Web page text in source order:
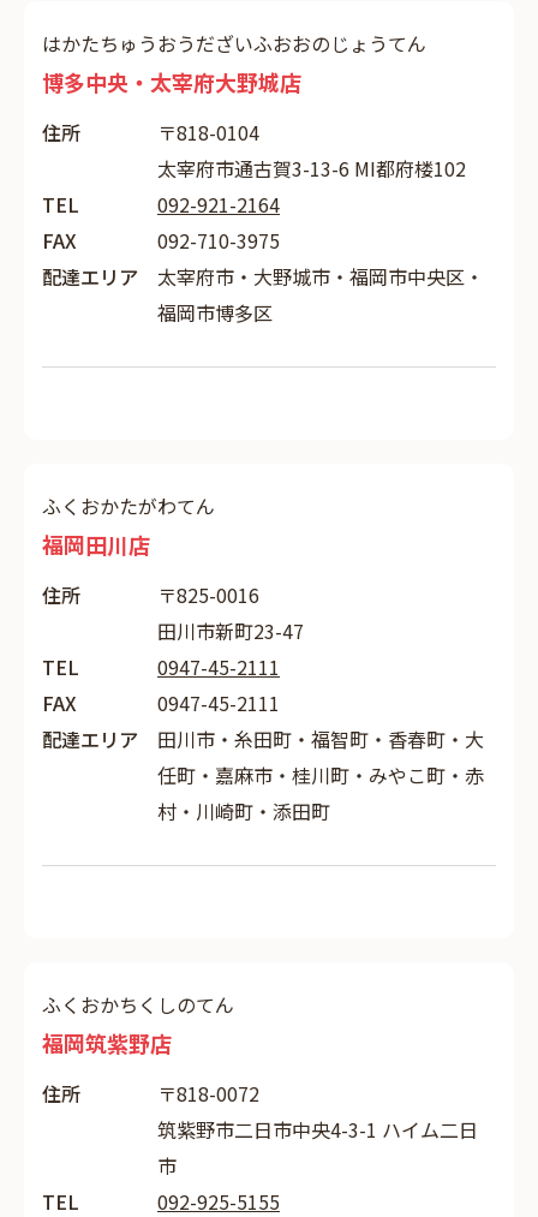
はかたちゅうおうだざいふおおのじょうてん
博多中央・太宰府大野城店
住所
〒818-0104
太宰府市通古賀3-13-6 MI都府楼102
TEL
092-921-2164
FAX
092-710-3975
配達エリア
太宰府市・大野城市・福岡市中央区・
福岡市博多区
ふくおかたがわてん
福岡田川店
住所
〒825-0016
田川市新町23-47
TEL
0947-45-2111
FAX
0947-45-2111
配達エリア
田川市・糸田町・福智町・香春町・大
任町・嘉麻市・桂川町・みやこ町・赤
村・川崎町・添田町
ふくおかちくしのてん
福岡筑紫野店
住所
〒818-0072
筑紫野市二日市中央4-3-1 ハイム二日
市
TEL
092-925-5155